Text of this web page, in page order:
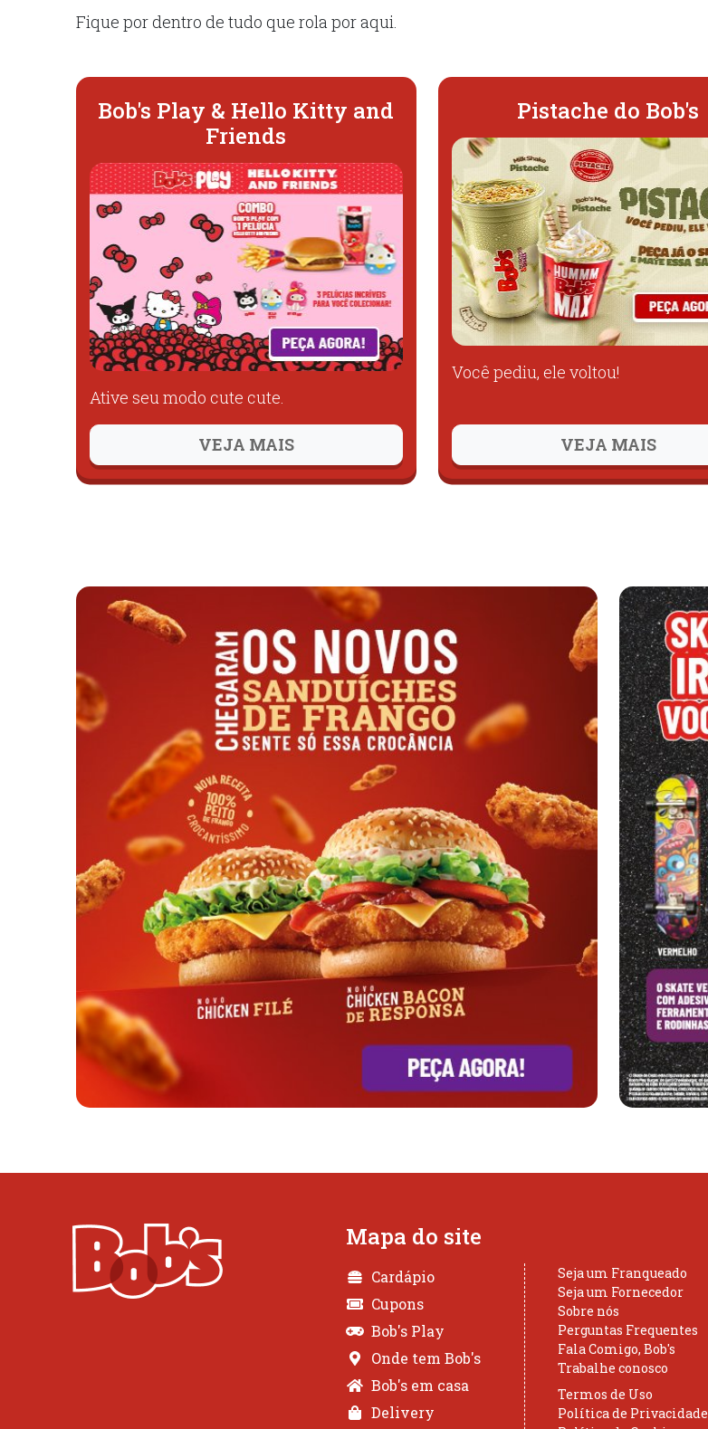
Fique por dentro de tudo que rola por aqui.
Bob's Play & Hello Kitty and
Friends
Ative seu modo cute cute.
VEJA MAIS
Pistache do Bob's
Você pediu, ele voltou!
VEJA MAIS
Mapa do site
Cardápio
Cupons
Bob's Play
Onde tem Bob's
Bob's em casa
Delivery
Seja um Franqueado
Seja um Fornecedor
Sobre nós
Perguntas Frequentes
Fala Comigo, Bob's
Trabalhe conosco
Termos de Uso
Política de Privacidade